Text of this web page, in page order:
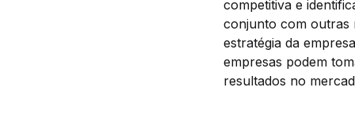
competitiva e
conjunto com outras
estratégia da
empresas podem
resultados no